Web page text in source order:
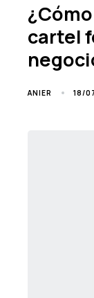
cartel
ANIER 18/